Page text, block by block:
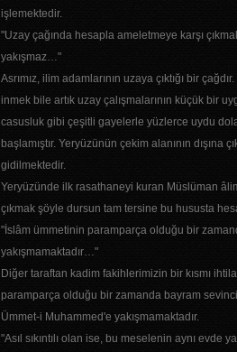
işlemektedir.
"Uzay çağında hesapla ameletmeye karşı
yakışmaz…"
Asrımız, ilim adamlarının uzaya çıktığı bir
inmek bile artık uzay çalışmalarının küçük bir
casusluk gibi çeşitli gayelerle yüzlerce uydu
başlamıştır. Yeryüzünün çekim alanının dışına
gidilmektedir.
Yeryüzünde ilk rasathaneyi kuran Müslüman
çıkmak şöyle dursun tam tersine bu hususta
"İslâm ümmetinin paramparça olduğu bir
yakışmamaktadır…"
Diğer taraftan kadim fakihlerimizin bir kısmı
paramparça olduğu bir zamanda bayram
Ümmet-i Muhammed'e yakışmamaktadır.
"Asıl sıkıntılı olan ise, bu meselenin aynı